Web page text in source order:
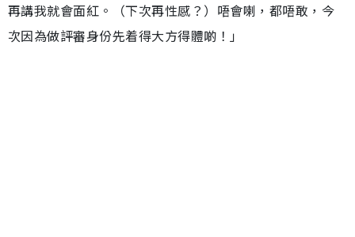
再講我就會面紅。（下次再性感？）唔會喇，都唔敢，今
次因為做評審身份先着得大方得體啲！」